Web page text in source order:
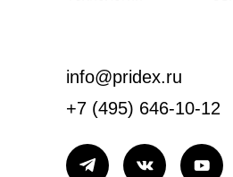
+7 (495) 646-10-12
info@pridex.ru